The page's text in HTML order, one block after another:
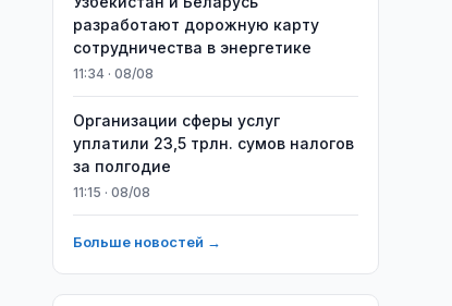
разработают дорожную карту
сотрудничества в энергетике
11:34 · 08/08
Организации сферы услуг
уплатили 23,5 трлн. сумов налогов
за полгодие
11:15 · 08/08
Больше новостей →